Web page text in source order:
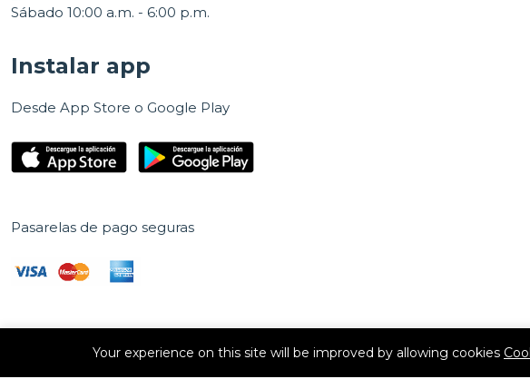
Sábado 10:00 a.m. - 6:00 p.m.
Instalar app
Desde App Store o Google Play
Pasarelas de pago seguras
Your experience on this site will be improved by allowing cookies